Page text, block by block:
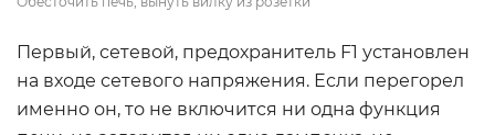
Первый, сетевой, предохранитель F1 установлен
на входе сетевого напряжения. Если перегорел
именно он, то не включится ни одна функция